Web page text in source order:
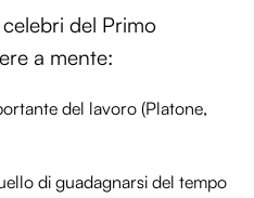
del Primo
a mente:
del lavoro (Platone,
di guadagnarsi del tempo